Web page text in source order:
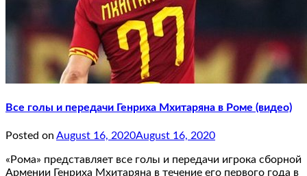
Все голы и передачи Генриха Мхитаряна в Роме (видео)
Posted on August 16, 2020August 16, 2020
«Рома» представляет все голы и передачи игрока сборной
Армении Генриха Мхитаряна в течение его первого года в